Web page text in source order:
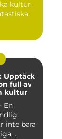
kultur,
Upptäck
full av
kultur
En
...